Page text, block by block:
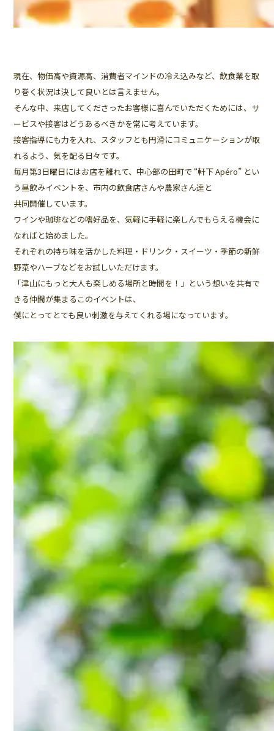
現在、物価高や資源高、消費者マインドの冷え込みなど、飲食業を取
り巻く状況は決して良いとは言えません。
そんな中、来店してくださったお客様に喜んでいただくためには、サ
ービスや接客はどうあるべきかを常に考えています。
接客指導にも力を入れ、スタッフとも円滑にコミュニケーションが取
れるよう、気を配る日々です。
毎月第3日曜日にはお店を離れて、中心部の田町で “軒下 Apéro” とい
う昼飲みイベントを、市内の飲食店さんや農家さん達と
共同開催しています。
ワインや珈琲などの嗜好品を、気軽に手軽に楽しんでもらえる機会に
なればと始めました。
それぞれの持ち味を活かした料理・ドリンク・スイーツ・季節の新鮮
野菜やハーブなどをお試しいただけます。
「津山にもっと大人も楽しめる場所と時間を！」という想いを共有で
きる仲間が集まるこのイベントは、
僕にとってとても良い刺激を与えてくれる場になっています。